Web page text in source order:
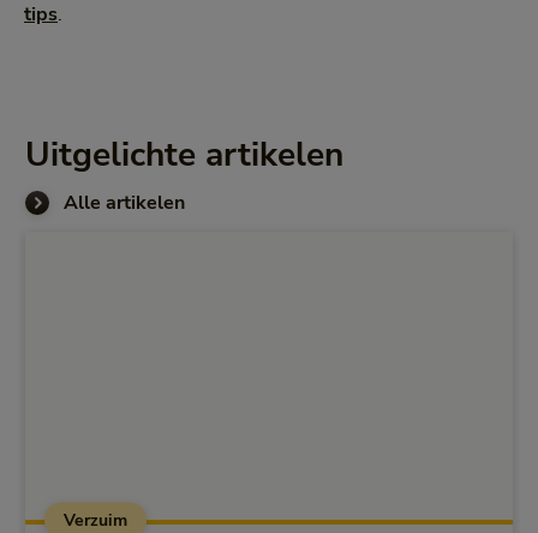
tips.
Uitgelichte artikelen
Alle artikelen
Verzuim